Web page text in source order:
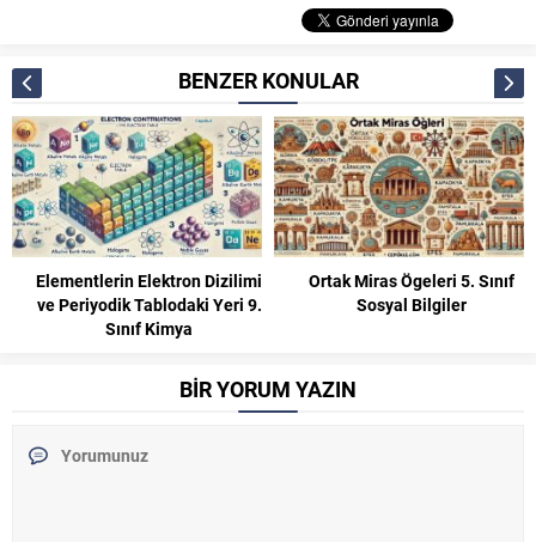
BENZER KONULAR
Ortak Miras Ögeleri 5. Sınıf
Sosyal Bilgiler
5. Sınıf Isı ve Sıcaklık Konu
Anlatımı ve Etkinlikler Fen
BİR YORUM YAZIN